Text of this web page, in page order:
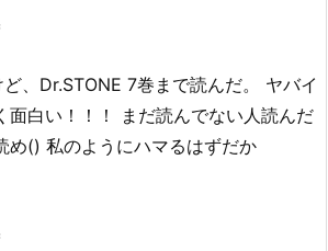
、 Dr.STONE 7巻まで読んだ。 ヤバイ
面白い！！！ まだ読んでない人読んだ
め() 私のようにハマるはずだか